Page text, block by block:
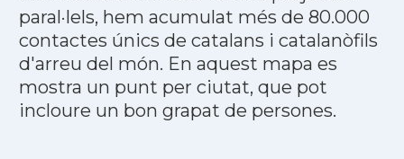
paral·lels, hem acumulat més de 80.000
contactes únics de catalans i catalanòfils
d'arreu del món. En aquest mapa es
mostra un punt per ciutat, que pot
incloure un bon grapat de persones.